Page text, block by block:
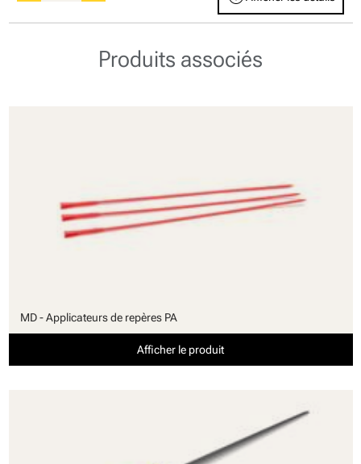
Produits associés
MD - Applicateurs de repères PA
Afficher le produit